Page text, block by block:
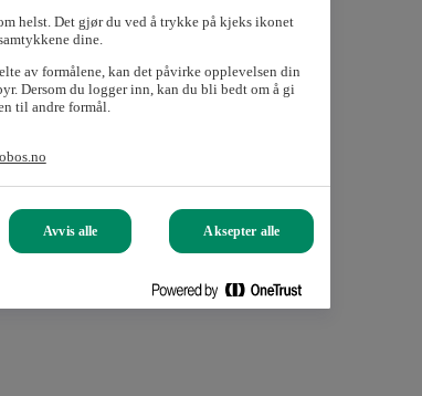
helst. Det gjør du ved å trykke på kjeks ikonet
dine.
av formålene, kan det påvirke opplevelsen din
Dersom du logger inn, kan du bli bedt om å gi
til andre formål.
Avvis alle Aksepter alle